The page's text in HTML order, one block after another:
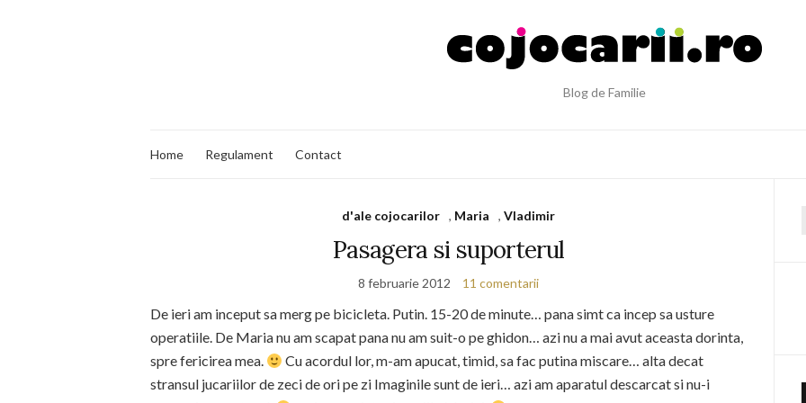
Blog de Familie
Home Regulament Contact
d'ale cojocarilor , Maria ,Vladimir
Pasagera si suporterul
8 februarie 2012 11 comentarii
De ieri am inceput sa merg pe bicicleta. Putin. 15-20 de minute… pana simt ca incep sa usture
operatiile. De Maria nu am scapat pana nu am suit-o pe ghidon… azi nu a mai avut aceasta dorinta,
spre fericirea mea.
Cu acordul lor, m-am apucat, timid, sa fac putina miscare… alta decat
stransul jucariilor de zeci de ori pe zi Imaginile sunt de ieri… azi am aparatul descarcat si nu-i